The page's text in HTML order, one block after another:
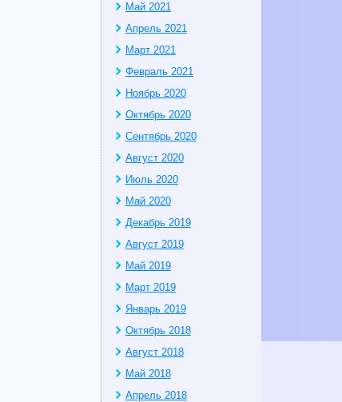
Май 2021
Апрель 2021
Март 2021
Февраль 2021
Ноябрь 2020
Октябрь 2020
Сентябрь 2020
Август 2020
Июль 2020
Май 2020
Декабрь 2019
Август 2019
Май 2019
Март 2019
Январь 2019
Октябрь 2018
Август 2018
Май 2018
Апрель 2018